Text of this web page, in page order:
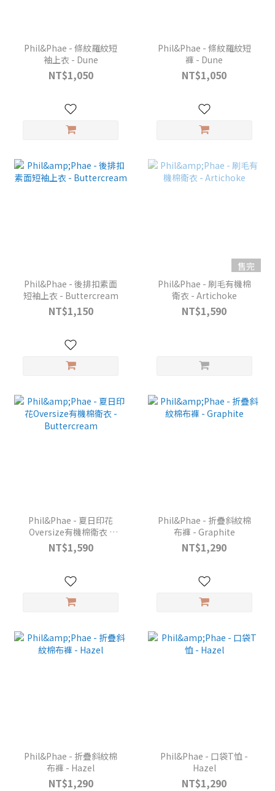
Phil&Phae - 條紋羅紋短
袖上衣 - Dune
NT$1,050
Phil&Phae - 條紋羅紋短
褲 - Dune
NT$1,050
Phil&Phae - 後排扣素面
短袖上衣 - Buttercream
NT$1,150
售完
Phil&Phae - 刷毛有機棉
衛衣 - Artichoke
NT$1,590
Phil&Phae - 夏日印花
Oversize有機棉衛衣 -
Buttercream
NT$1,590
Phil&Phae - 折疊斜紋棉
布褲 - Graphite
NT$1,290
Phil&Phae - 折疊斜紋棉
布褲 - Hazel
NT$1,290
Phil&Phae - 口袋T恤 -
Hazel
NT$1,290